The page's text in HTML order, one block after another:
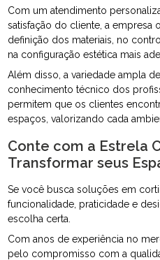
Com um atendimento
satisfação do cliente, a empresa
definição dos materiais, no
na configuração estética mais
Além disso, a variedade ampla
conhecimento técnico dos
permitem que os clientes
espaços, valorizando cada
Conte com a Estrela
Transformar seus
Se você busca soluções em
funcionalidade, praticidade e
escolha certa.
Com anos de experiência no
pelo compromisso com a